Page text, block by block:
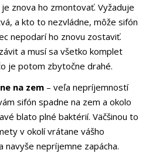
znova ho zmontovať. Vyžaduje
a kto to nezvládne, môže sifón
nepodarí ho znovu zostaviť.
a musí sa všetko komplet
je potom zbytočne drahé.
na zem – veľa nepríjemností
sifón spadne na zem a okolo
blato plné baktérií. Väčšinou to
v okolí vrátane vášho
navyše nepríjemne zapácha.